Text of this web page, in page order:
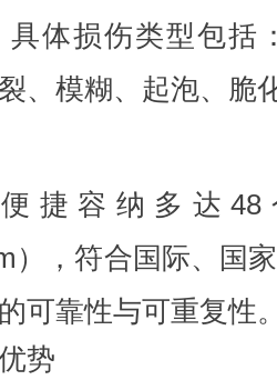
具体损伤类型包括
、模糊、起泡、脆
捷容纳多达
），符合国际、国
可靠性与可重复性
势